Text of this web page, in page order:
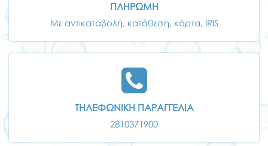
ΠΛΗΡΩΜΗ
Με αντικαταβολή, κατάθεση, κάρτα, IRIS
ΤΗΛΕΦΩΝΙΚΗ ΠΑΡΑΓΓΕΛΙΑ
2810371900